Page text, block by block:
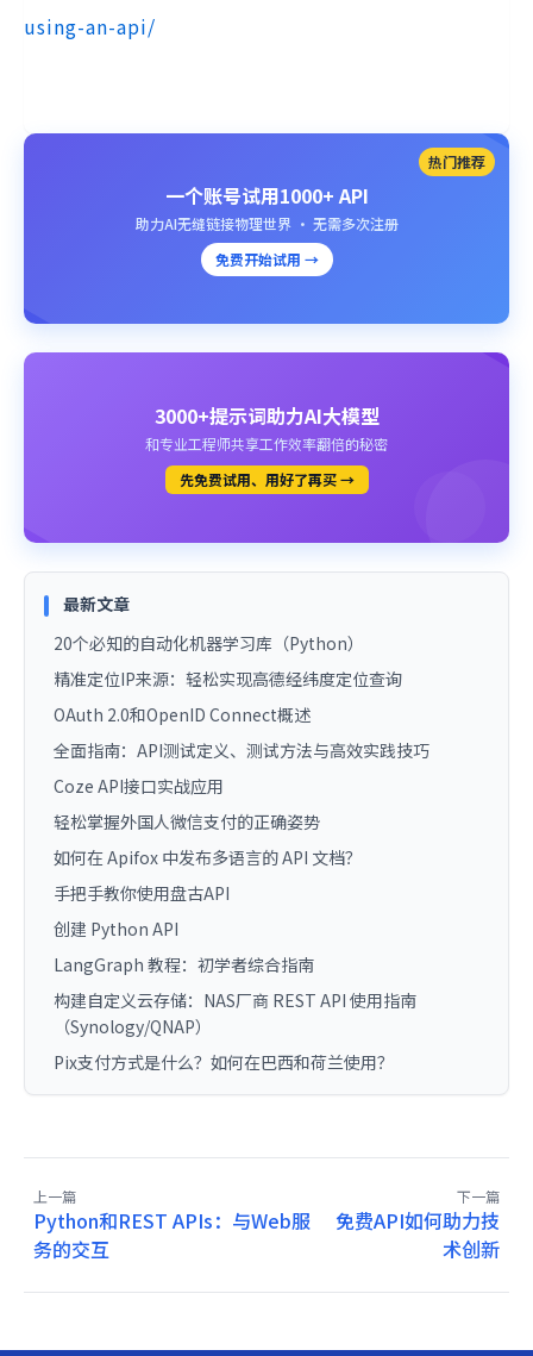
using-an-api/
热门推荐
一个账号试用1000+ API
助力AI无缝链接物理世界 · 无需多次注册
免费开始试用 →
3000+提示词助力AI大模型
和专业工程师共享工作效率翻倍的秘密
先免费试用、用好了再买 →
最新文章
20个必知的自动化机器学习库（Python）
精准定位IP来源：轻松实现高德经纬度定位查询
OAuth 2.0和OpenID Connect概述
全面指南：API测试定义、测试方法与高效实践技巧
Coze API接口实战应用
轻松掌握外国人微信支付的正确姿势
如何在 Apifox 中发布多语言的 API 文档？
手把手教你使用盘古API
创建 Python API
LangGraph 教程：初学者综合指南
构建自定义云存储：NAS厂商 REST API 使用指南
（Synology/QNAP）
Pix支付方式是什么？如何在巴西和荷兰使用？
上一篇
Python和REST APIs：与Web服
务的交互
下一篇
免费API如何助力技
术创新